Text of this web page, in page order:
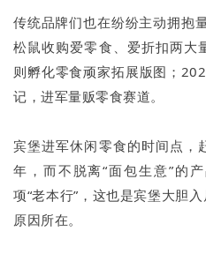
传统品牌们也在纷纷主动拥抱
松鼠收购爱零食、爱折扣两大
则孵化零食顽家拓展版图；
记，进军量贩零食赛道。
宾堡进军休闲零食的时间点，
年，而不脱离“面包生意”的
项“老本行”，这也是宾堡大胆
原因所在。